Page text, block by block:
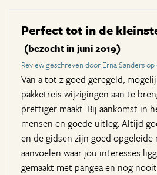
Perfect tot in de
(bezocht in juni 2019)
Review geschreven door Erna Sanders
Van a tot z goed geregeld,
pakketreis wijzigingen aan te
prettiger maakt. Bij aankomst in
mensen en goede uitleg. Altijd
en de gidsen zijn goed opgeleide
aanvoelen waar jou interesses
gemaakt met pangea en nog